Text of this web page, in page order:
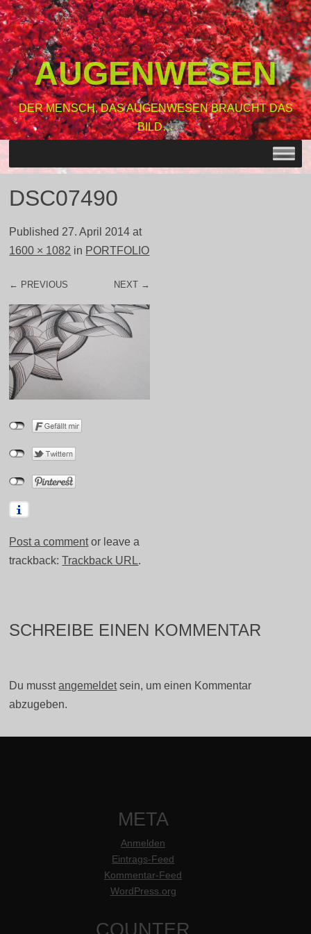
AUGENWESEN
DER MENSCH, DAS AUGENWESEN BRAUCHT DAS
BILD…
DSC07490
Published 27. April 2014 at
1600 × 1082 in PORTFOLIO
← PREVIOUS NEXT →
Post a commentor leave a
trackback:Trackback URL.
SCHREIBE EINEN KOMMENTAR
Du musstangemeldetsein, um einen Kommentar
abzugeben.
META
Anmelden
Eintrags-Feed
Kommentar-Feed
WordPress.org
COUNTER